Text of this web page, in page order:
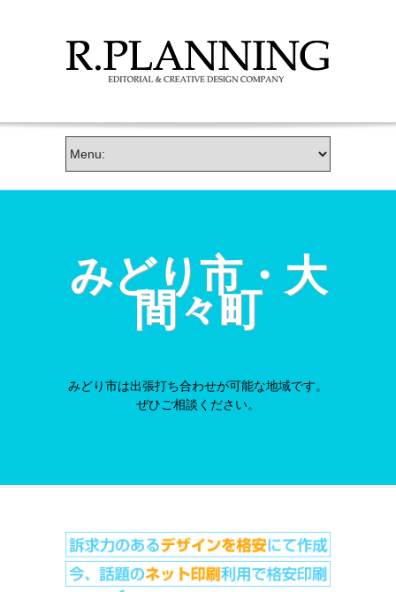
みどり市・大
間々町
みどり市は出張打ち合わせが可能な地域です。
ぜひご相談ください。